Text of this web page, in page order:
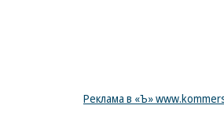
Реклама в «Ъ»